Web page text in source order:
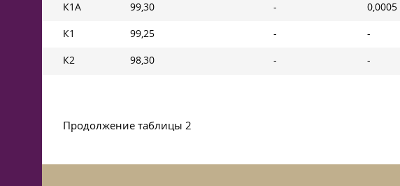
К1А 99,30 - 0,0005
К1 99,25 - -
К2 98,30 - -
Продолжение таблицы 2